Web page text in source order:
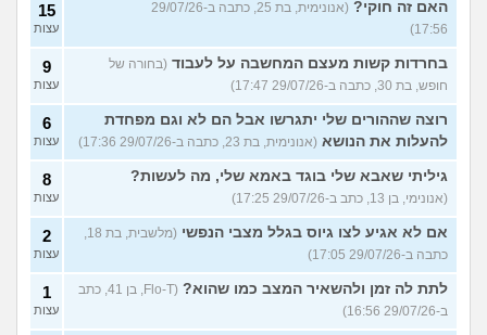
האם זה חוקי?
(אנונימית, בת 25, כתבה ב-29/07/26
17:56)
15
עצות
בחרדות קשות מעצם המחשבה על לעבוד (בחורה של
חופש, בת 30, כתבה ב-29/07/26 17:47)
9
עצות
רוצה שההורים שלי יתגרשו אבל הם לא וגם מפחדת
להעלות את הנושא (אנונימית, בת 23, כתבה ב-29/07/26 17:36)
6
עצות
גיליתי שאבא שלי בוגד באמא שלי, מה לעשות?
(אנונימי, בן 13, כתב ב-29/07/26 17:25)
8
עצות
אם לא אגיע לצו גיוס בגלל מצבי הנפשי
כתבה ב-29/07/26 17:05)
2
עצות
לתת לה זמן ולהשאיר המצב כמו שהוא?
(Flo-T, בן 41, כתב
ב-29/07/26 16:56)
1
עצות